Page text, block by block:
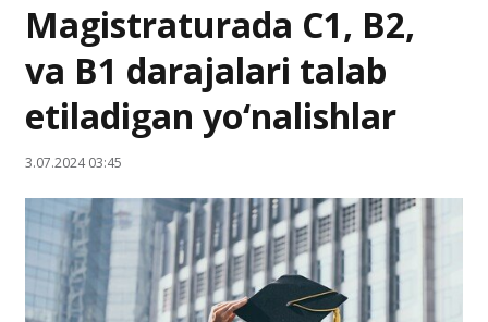
Magistraturada C1, B2,
va B1 darajalari talab
etiladigan yo‘nalishlar
3.07.2024 03:45